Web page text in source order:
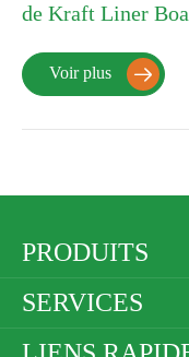
de Kraft Liner
Voir plus 
PRODUITS
SERVICES